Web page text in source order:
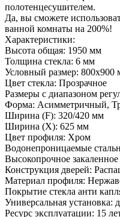
полотенцесушителем.
Да, вы сможете
ванной комнаты на 200%!
Характеристики:
Высота общая: 1950 мм
Толщина стекла: 6 мм
Условный размер: 800x900
Цвет стекла: Прозрачное
Размеры с диапазоном
Форма: Асимметричный,
Ширина (F): 320/420 мм
Ширина (Х): 625 мм
Цвет профиля: Хром
Водонепроницаемые
Высокопрочное закаленное
Конструкция дверей:
Материал профиля:
Покрытие стекла анти
Универсальная установка:
Ресурс эксплуатации: 15